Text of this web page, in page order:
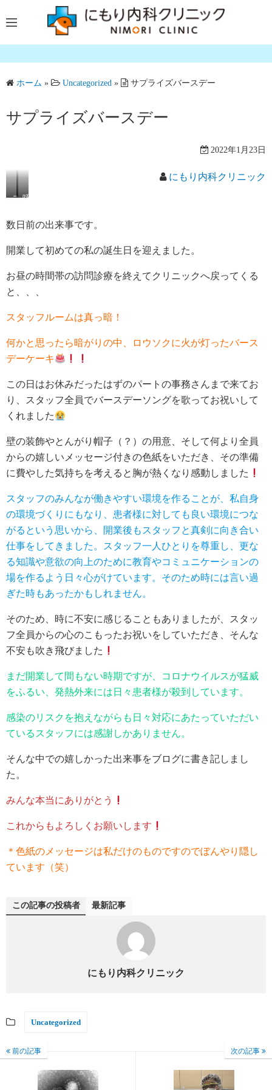
ン
へ
キ
ホーム » Uncategorized » サプライズバースデー
サプライズバースデー
2022年1月23日
にもり内科クリニック
ス
ッ
全
か
ら
メ
セ
泣
）
呼
れ
事
い
D
ニ
（
）
数日前の出来事です。
開業して初めての私の誕生日を迎えました。
お昼の時間帯の訪問診療を終えてクリニックへ戻ってくる
と、、、
スタッフルームは真っ暗！
何かと思ったら暗がりの中、ロウソクに火が灯ったバース
デーケーキ
この日はお休みだったはずのパートの事務さんまで来てお
り、スタッフ全員でバースデーソングを歌ってお祝いして
くれました
壁の装飾やとんがり帽子（？）の用意、そして何より全員
からの嬉しいメッセージ付きの色紙をいただき、その準備
に費やした気持ちを考えると胸が熱くなり感動しました
スタッフのみんなが働きやすい環境を作ることが、私自身
の環境づくりにもなり、患者様に対しても良い環境につな
がるという思いから、開業後もスタッフと真剣に向き合い
仕事をしてきました。スタッフ一人ひとりを尊重し、更な
る知識や意欲の向上のために教育やコミュニケーションの
場を作るよう日々心がけています。そのため時には言い過
ぎた時もあったかもしれません。
そのため、時に不安に感じることもありましたが、スタッ
フ全員からの心のこもったお祝いをしていただき、そんな
不安も吹き飛びました
まだ開業して間もない時期ですが、コロナウイルスが猛威
をふるい、発熱外来には日々患者様が殺到しています。
感染のリスクを抱えながらも日々対応にあたっていただい
ているスタッフには感謝しかありません。
そんな中での嬉しかった出来事をブログに書き記しまし
た。
みんな本当にありがとう
これからもよろしくお願いします
＊色紙のメッセージは私だけのものですのでぼんやり隠し
ています（笑）
この記事の投稿者 最新記事
にもり内科クリニック
Uncategorized
前の記事 次の記事